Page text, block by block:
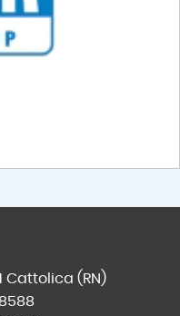
Cattolica (RN)